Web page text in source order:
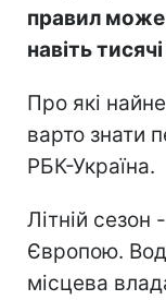
правил може
навіть
Про які
варто знати
РБК-Україна.
Літній сезон
Європою.
місцева